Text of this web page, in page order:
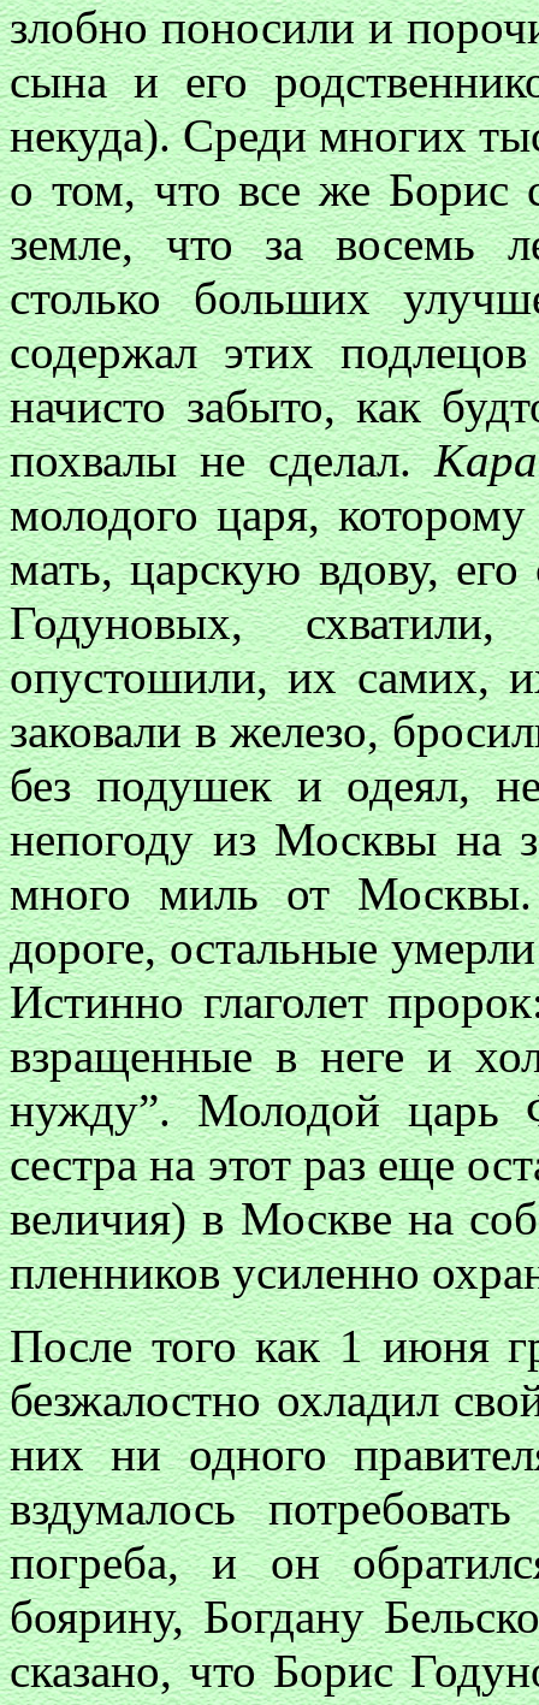
злобно поносили и
сына и его
некуда). Среди многих
о том, что все же Борис
земле, что за восемь
столько больших
содержал этих
начисто забыто, как
похвалы не сделал.
молодого царя,
мать, царскую вдову,
Годуновых,
опустошили, их самих,
заковали в железо,
без подушек и одеял,
непогоду из Москвы на
много миль от
дороге, остальные
Истинно глаголет
взращенные в неге и
нужду”. Молодой царь
сестра на этот раз еще
величия) в Москве на
пленников усиленно
После того как 1 июня
безжалостно охладил
них ни одного
вздумалось
погреба, и он
боярину, Богдану
сказано, что Борис